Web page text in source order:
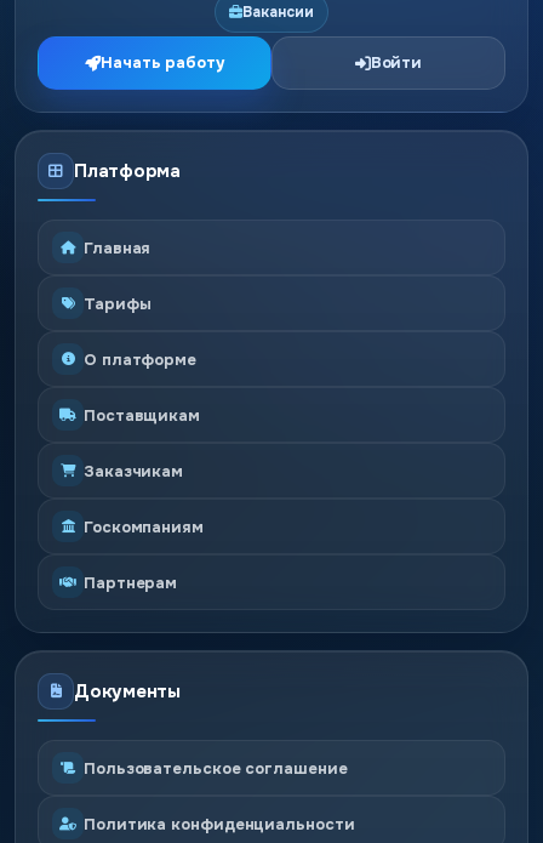
Вакансии
Начать работу Войти
Платформа
Главная
Тарифы
О платформе
Поставщикам
Заказчикам
Госкомпаниям
Партнерам
Документы
Пользовательское соглашение
Политика конфиденциальности